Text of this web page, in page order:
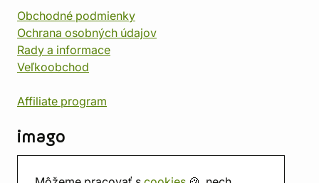
Obchodné podmienky
Ochrana osobných údajov
Rady a informace
Veľkoobchod
Affiliate program
imago